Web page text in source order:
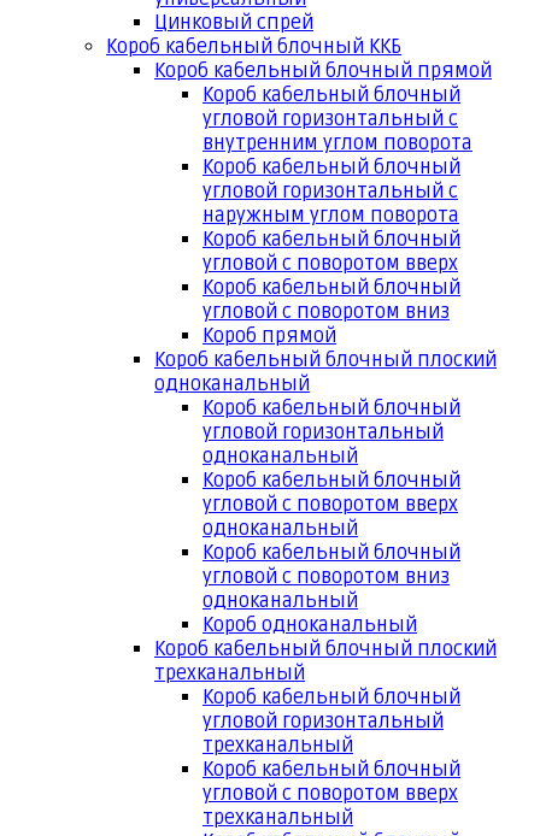
Цинковый спрей
Короб кабельный блочный ККБ
Короб кабельный блочный прямой
Короб кабельный блочный
угловой горизонтальный с
внутренним углом поворота
Короб кабельный блочный
угловой горизонтальный с
наружным углом поворота
Короб кабельный блочный
угловой с поворотом вверх
Короб кабельный блочный
угловой с поворотом вниз
Короб прямой
Короб кабельный блочный плоский
одноканальный
Короб кабельный блочный
угловой горизонтальный
одноканальный
Короб кабельный блочный
угловой с поворотом вверх
одноканальный
Короб кабельный блочный
угловой с поворотом вниз
одноканальный
Короб одноканальный
Короб кабельный блочный плоский
трехканальный
Короб кабельный блочный
угловой горизонтальный
трехканальный
Короб кабельный блочный
угловой с поворотом вверх
трехканальный